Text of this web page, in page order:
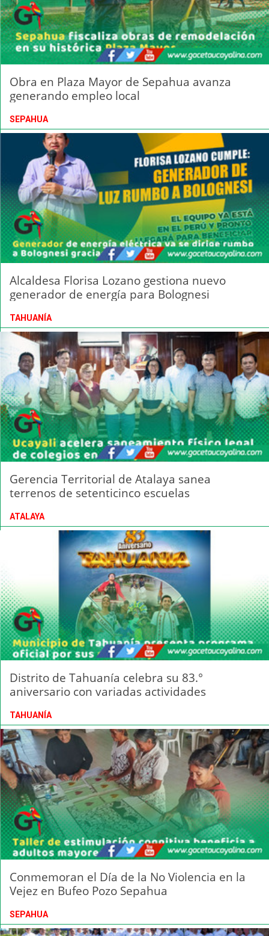
Obra en Plaza Mayor de Sepahua avanza
generando empleo local
SEPAHUA
Alcaldesa Florisa Lozano gestiona nuevo
generador de energía para Bolognesi
TAHUANÍA
Gerencia Territorial de Atalaya sanea
terrenos de setenticinco escuelas
ATALAYA
Distrito de Tahuanía celebra su 83.°
aniversario con variadas actividades
TAHUANÍA
Conmemoran el Día de la No Violencia en la
Vejez en Bufeo Pozo Sepahua
SEPAHUA